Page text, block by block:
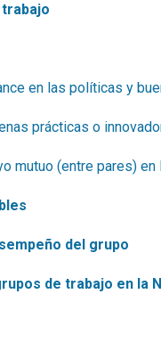
en las políticas y
prácticas o
(entre pares) en
del grupo
de trabajo en la